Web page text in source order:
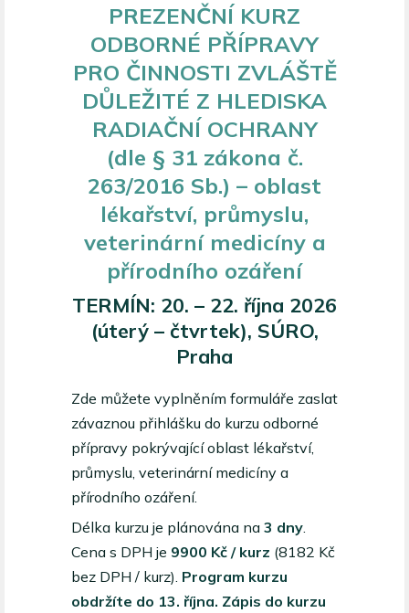
PREZENČNÍ KURZ
ODBORNÉ PŘÍPRAVY
PRO ČINNOSTI ZVLÁŠTĚ
DŮLEŽITÉ Z HLEDISKA
RADIAČNÍ OCHRANY
(dle § 31 zákona č.
263/2016 Sb.) – oblast
lékařství, průmyslu,
veterinární medicíny a
přírodního ozáření
TERMÍN: 20. – 22. října 2026
(úterý – čtvrtek), SÚRO,
Praha
Zde můžete vyplněním formuláře zaslat
závaznou přihlášku do kurzu odborné
přípravy pokrývající oblast lékařství,
průmyslu, veterinární medicíny a
přírodního ozáření.
Délka kurzu je plánována na 3 dny.
Cena s DPH je 9900 Kč / kurz (8182 Kč
bez DPH / kurz). Program kurzu
obdržíte do 13. října. Zápis do kurzu